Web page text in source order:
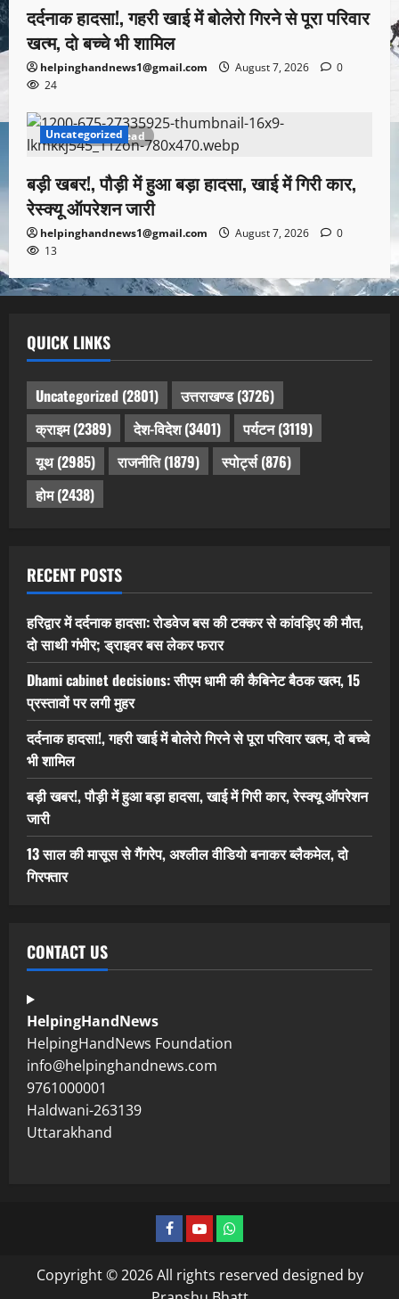
दर्दनाक हादसा!, गहरी खाई में बोलेरो गिरने से पूरा परिवार
खत्म, दो बच्चे भी शामिल
helpinghandnews1@gmail.com August 7, 2026
0
24
1 minute read
Uncategorized
बड़ी खबर!, पौड़ी में हुआ बड़ा हादसा, खाई में गिरी कार,
रेस्क्यू ऑपरेशन जारी
helpinghandnews1@gmail.com August 7, 2026
0
13
QUICK LINKS
Uncategorized (2801) उत्तराखण्ड(3726)
क्राइम(2389) देश-विदेश(3401) पर्यटन(3119)
यूथ(2985) राजनीति(1879) स्पोर्ट्स(876)
होम(2438)
RECENT POSTS
हरिद्वार में दर्दनाक हादसा: रोडवेज बस की टक्कर से कांवड़िए की मौत,
दो साथी गंभीर; ड्राइवर बस लेकर फरार
Dhami cabinet decisions: सीएम धामी की कैबिनेट बैठक खत्म, 15
प्रस्तावों पर लगी मुहर
दर्दनाक हादसा!, गहरी खाई में बोलेरो गिरने से पूरा परिवार खत्म, दो बच्चे
भी शामिल
बड़ी खबर!, पौड़ी में हुआ बड़ा हादसा, खाई में गिरी कार, रेस्क्यू ऑपरेशन
जारी
13 साल की मासूस से गैंगरेप, अश्लील वीडियो बनाकर ब्लैकमेल, दो
गिरफ्तार
CONTACT US
HelpingHandNews
HelpingHandNews Foundation
info@helpinghandnews.com
9761000001
Haldwani-263139
Uttarakhand
Copyright © 2026 All rights reserved designed by